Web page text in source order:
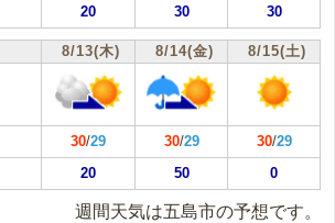
20 30 30
8/13(木) 8/14(金) 8/15(土)
30/29 30/29 30/29
20 50 0
週間天気は五島市の予想です。